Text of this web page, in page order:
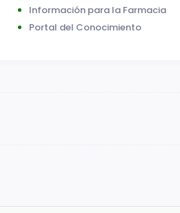
Información para la Farmacia
Portal del Conocimiento